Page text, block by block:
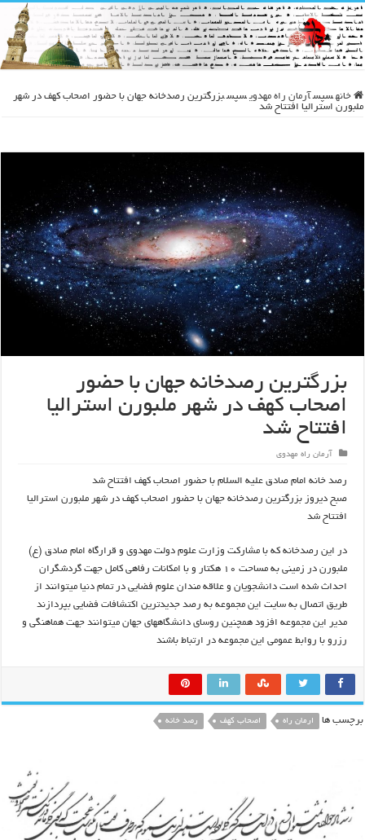
خانه سپس آرمان راه مهدوی سپس بزرگترین رصدخانه جهان با حضور اصحاب کهف در شهر
ملبورن استرالیا افتتاح شد
بزرگترین رصدخانه جهان با حضور
اصحاب کهف در شهر ملبورن استرالیا
افتتاح شد
آرمان راه مهدوی
رصد خانه امام صادق علیه السلام با حضور اصحاب کهف افتتاح شد
صبح دیروز بزرگترین رصدخانه جهان با حضور اصحاب کهف در شهر ملبورن استرالیا
افتتاح شد
در این رصدخانه که با مشارکت وزارت علوم دولت مهدوی و قرارگاه امام صادق (ع)
ملبورن در زمینی به مساحت ۱۰ هکتار و با امکانات رفاهی کامل جهت گردشگران
احداث شده است دانشجویان و علاقه مندان علوم فضایی در تمام دنیا میتوانند از
طریق اتصال به سایت این مجموعه به رصد جدیدترین اکتشافات فضایی بپردازند
مدیر این مجموعه افزود همچنین روسای دانشگاههای جهان میتوانند جهت هماهنگی و
رزرو با روابط عمومی این مجموعه در ارتباط باشند
برچسب ها ارمان راه اصحاب کهف رصد خانه